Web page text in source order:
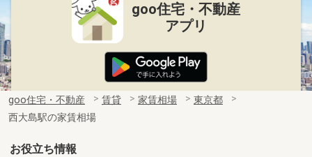
goo住宅・不動産
アプリ
goo住宅・不動産 賃貸 家賃相場
東京都
西大島駅の家賃相場
お役立ち情報